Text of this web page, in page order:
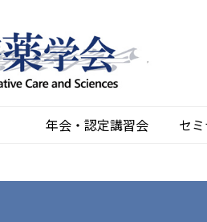
年会・認定講習会 セ